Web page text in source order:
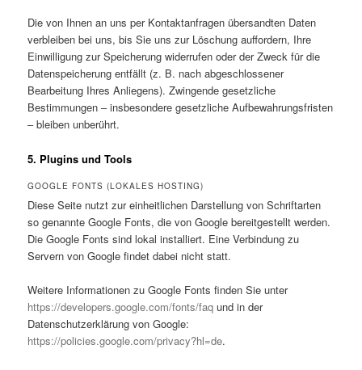
Die von Ihnen an uns per Kontaktanfragen übersandten Daten
verbleiben bei uns, bis Sie uns zur Löschung auffordern, Ihre
Einwilligung zur Speicherung widerrufen oder der Zweck für die
Datenspeicherung entfällt (z. B. nach abgeschlossener
Bearbeitung Ihres Anliegens). Zwingende gesetzliche
Bestimmungen – insbesondere gesetzliche Aufbewahrungsfristen
– bleiben unberührt.
5. Plugins und Tools
GOOGLE FONTS (LOKALES HOSTING)
Diese Seite nutzt zur einheitlichen Darstellung von Schriftarten
so genannte Google Fonts, die von Google bereitgestellt werden.
Die Google Fonts sind lokal installiert. Eine Verbindung zu
Servern von Google findet dabei nicht statt.
Weitere Informationen zu Google Fonts finden Sie unter
https://developers.google.com/fonts/faq und in der
Datenschutzerklärung von Google:
https://policies.google.com/privacy?hl=de.